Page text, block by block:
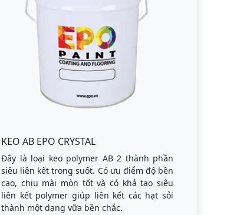
KEO AB EPO CRYSTAL
Đây là loại keo polymer AB 2 thành phần
siêu liên kết trong suốt. Có ưu điểm độ bền
cao, chịu mài mòn tốt và có khả tạo siêu
liên kết polymer giúp liên kết các hạt sỏi
thành một dạng vữa bền chắc.